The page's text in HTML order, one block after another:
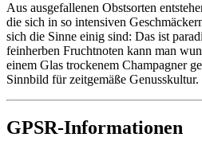
Aus ausgefallenen Obstsorten
die sich in so intensiven
sich die Sinne einig sind: Das ist
feinherben Fruchtnoten kann man
einem Glas trockenem Champagner
Sinnbild für zeitgemäße Genusskultur.
GPSR-Informationen